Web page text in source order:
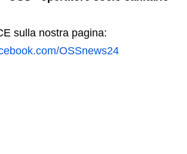
sulla nostra pagina:
OSSnews24